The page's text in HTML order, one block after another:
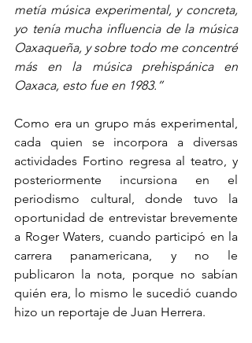
metía música experimental, y concreta,
yo tenía mucha influencia de la música
Oaxaqueña, y sobre todo me concentré
más en la música prehispánica en
Oaxaca, esto fue en 1983.”
Como era un grupo más experimental,
cada quien se incorpora a diversas
actividades Fortino regresa al teatro, y
posteriormente incursiona en el
periodismo cultural, donde tuvo la
oportunidad de entrevistar brevemente
a Roger Waters, cuando participó en la
carrera panamericana, y no le
publicaron la nota, porque no sabían
quién era, lo mismo le sucedió cuando
hizo un reportaje de Juan Herrera.